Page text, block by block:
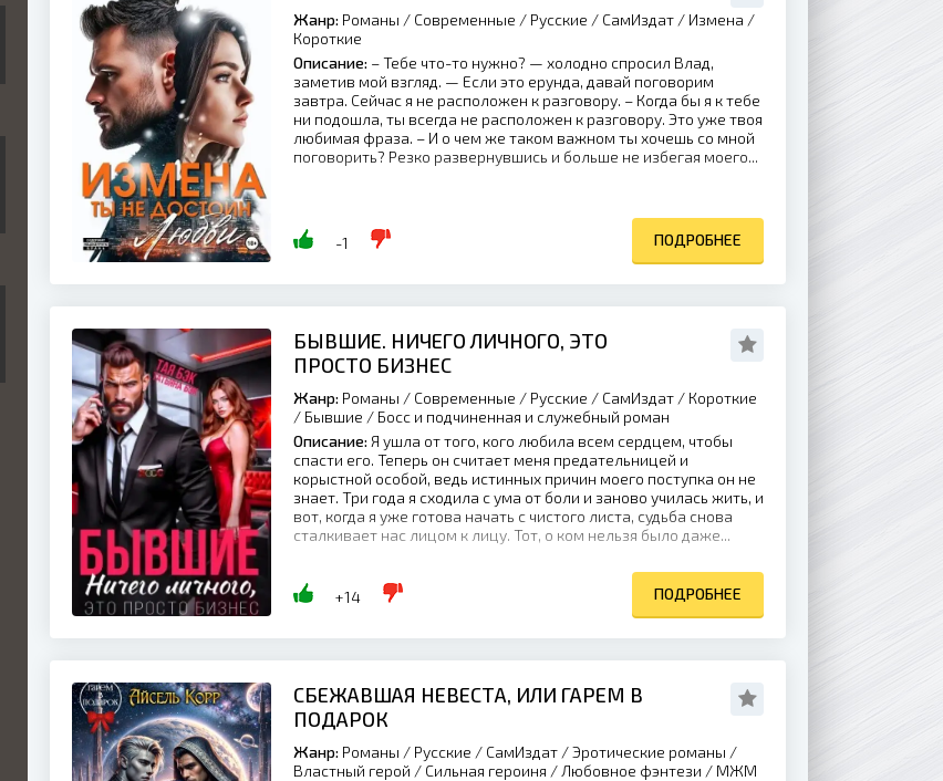
Жанр: Романы / Современные / Русские / СамИздат / Измена /
Короткие
Описание: – Тебе что-то нужно? — холодно спросил Влад,
заметив мой взгляд. — Если это ерунда, давай поговорим
завтра. Сейчас я не расположен к разговору. – Когда бы я к тебе
ни подошла, ты всегда не расположен к разговору. Это уже твоя
любимая фраза. – И о чем же таком важном ты хочешь со мной
поговорить? Резко развернувшись и больше не избегая моего...
-1 ПОДРОБНЕЕ
БЫВШИЕ. НИЧЕГО ЛИЧНОГО, ЭТО
ПРОСТО БИЗНЕС
Жанр: Романы / Современные / Русские / СамИздат / Короткие
/ Бывшие / Босс и подчиненная и служебный роман
Описание: Я ушла от того, кого любила всем сердцем, чтобы
спасти его. Теперь он считает меня предательницей и
корыстной особой, ведь истинных причин моего поступка он не
знает. Три года я сходила с ума от боли и заново училась жить, и
вот, когда я уже готова начать с чистого листа, судьба снова
сталкивает нас лицом к лицу. Тот, о ком нельзя было даже...
+14 ПОДРОБНЕЕ
СБЕЖАВШАЯ НЕВЕСТА, ИЛИ ГАРЕМ В
ПОДАРОК
Жанр: Романы / Русские / СамИздат / Эротические романы /
Властный герой / Сильная героиня / Любовное фэнтези / МЖМ